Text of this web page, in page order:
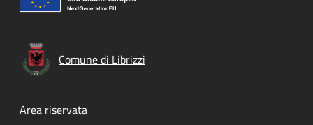
Comune di Librizzi
Footer menu
Area riservata